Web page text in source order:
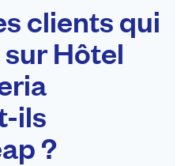
LES PRIX
clients qui
Hôtel
ils
?